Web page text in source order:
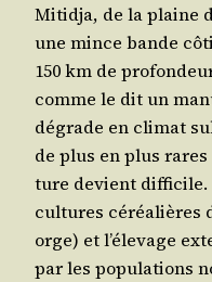
Mitid­ja, de la plaine
une mince bande
150 km de
comme le dit un
dégrade en cli­mat
de plus en plus
ture devient dif­fi­cile.
cultures céréa­lières
orge) et l’é­le­vage
par les popu­la­tions